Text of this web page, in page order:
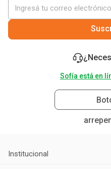
Sofía está en
Institucional